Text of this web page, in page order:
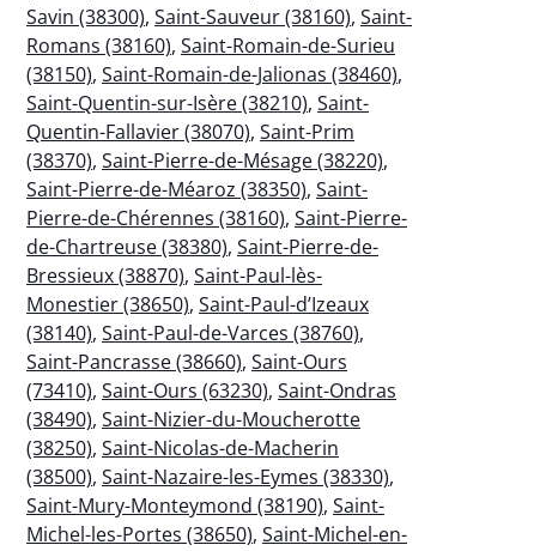
Savin (38300), Saint-Sauveur (38160), Saint-
Romans (38160), Saint-Romain-de-Surieu
(38150), Saint-Romain-de-Jalionas (38460),
Saint-Quentin-sur-Isère (38210), Saint-
Quentin-Fallavier (38070), Saint-Prim
(38370), Saint-Pierre-de-Mésage (38220),
Saint-Pierre-de-Méaroz (38350), Saint-
Pierre-de-Chérennes (38160), Saint-Pierre-
de-Chartreuse (38380), Saint-Pierre-de-
Bressieux (38870), Saint-Paul-lès-
Monestier (38650), Saint-Paul-d’Izeaux
(38140), Saint-Paul-de-Varces (38760),
Saint-Pancrasse (38660), Saint-Ours
(73410), Saint-Ours (63230), Saint-Ondras
(38490), Saint-Nizier-du-Moucherotte
(38250), Saint-Nicolas-de-Macherin
(38500), Saint-Nazaire-les-Eymes (38330),
Saint-Mury-Monteymond (38190), Saint-
Michel-les-Portes (38650), Saint-Michel-en-